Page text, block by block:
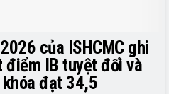
của ISHCMC ghi
điểm IB tuyệt đối và
đạt 34,5